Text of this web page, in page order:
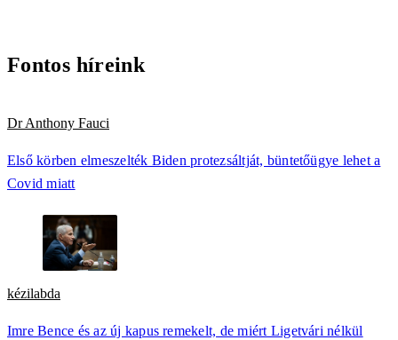
Fontos híreink
Dr Anthony Fauci
Első körben elmeszelték Biden protezsáltját, büntetőügye lehet a
Covid miatt
kézilabda
Imre Bence és az új kapus remekelt, de miért Ligetvári nélkül